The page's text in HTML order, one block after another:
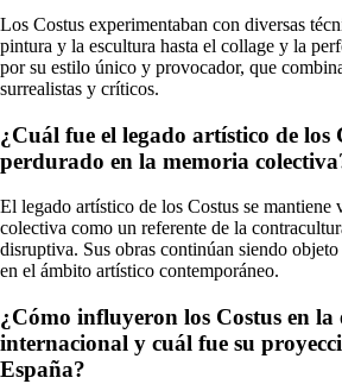
Los Costus experimentaban con diversas
pintura y la escultura hasta el collage y la
por su estilo único y provocador, que
surrealistas y críticos.
¿Cuál fue el legado artístico de los
perdurado en la memoria
El legado artístico de los Costus se mantiene
colectiva como un referente de la
disruptiva. Sus obras continúan siendo
en el ámbito artístico contemporáneo.
¿Cómo influyeron los Costus en la
internacional y cuál fue su
España?